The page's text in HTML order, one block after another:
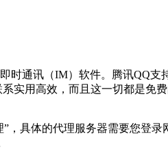
时通讯（IM）软件。腾讯QQ
实用高效，而且这一切都是免费
”，具体的代理服务器需要您